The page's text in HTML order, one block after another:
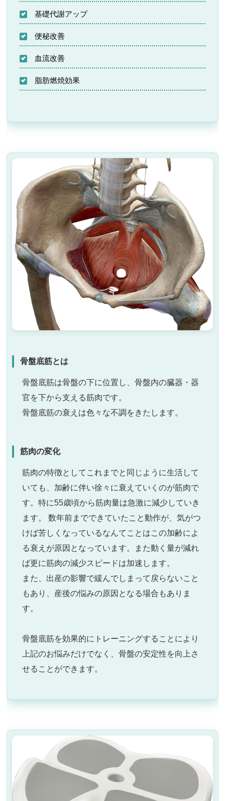
基礎代謝アップ
便秘改善
血流改善
脂肪燃焼効果
骨盤底筋とは
骨盤底筋は骨盤の下に位置し、骨盤内の臓器・器
官を下から支える筋肉です。
骨盤底筋の衰えは色々な不調をきたします。
筋肉の変化
筋肉の特徴としてこれまでと同じように生活して
いても、加齢に伴い徐々に衰えていくのが筋肉で
す。特に55歳頃から筋肉量は急激に減少していき
ます。 数年前までできていたこと動作が、気がつ
けば苦しくなっているなんてことはこの加齢によ
る衰えが原因となっています。また動く量が減れ
ば更に筋肉の減少スピードは加速します。
また、出産の影響で緩んでしまって戻らないこと
もあり、産後の悩みの原因となる場合もありま
す。
骨盤底筋を効果的にトレーニングすることにより
上記のお悩みだけでなく、骨盤の安定性を向上さ
せることができます。